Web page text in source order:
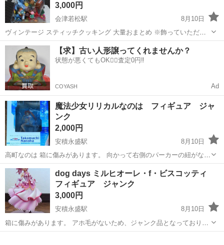
3,000円
会津若松駅
8月10日
ヴィンテージ スティッチクッキング 大量おまとめ ※飾っていただけ
ですが、 細かい傷があるかもしれません！ 神経質な方はご遠慮くださ
い！
福島 会津若松市 会津若松駅 フィギュア
【求】古い人形譲ってくれませんか？
状態が悪くてもOK🙆‍♀️査定0円‼️
COYASH Ad
魔法少女リリカルなのは フィギュア ジャ
ンク
2,000円
安積永盛駅
8月10日
高町なのは 箱に傷みがあります。 向かって右側のパーカーの紐がない
ため、ジャンク品となっております。裏側に一部汚れがあります。 完
品をお求めの方はご遠慮ください。 ノークレームノーリターンでお願
いしま...
福島 郡山市 ジャンク
dog days ミルヒオーレ・f・ビスコッティ
フィギュア ジャンク
3,000円
安積永盛駅
8月10日
箱に傷みがあります。 アホ毛がないため、ジャンク品となっておりま
す。 完品をお求めの方はご遠慮ください。 ノークレームノーリターン